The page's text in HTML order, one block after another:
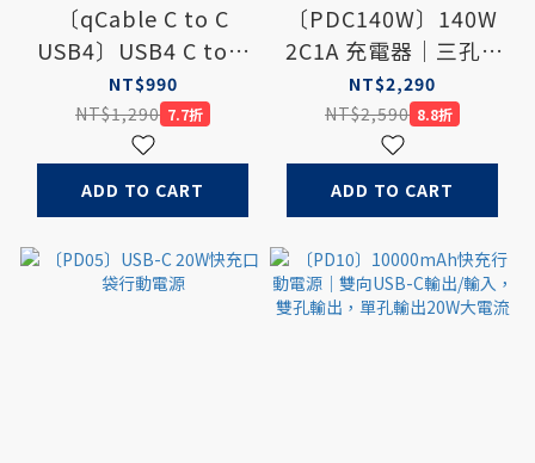
〔qCable C to C
USB4〕USB4 C to C
5A大電流快充線
NT$990
NT$1,290 7.7折
ADD TO CART
〔PDC140W〕140W
2C1A 充電器｜三孔 2
USB-C+ 1 USB-A、
140W PD極速快充
(附贈140W快充充電
線，可支援PD3.1快
充)
NT$2,290
NT$2,590 8.8折
ADD TO CART